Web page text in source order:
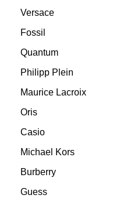
Versace
Fossil
Quantum
Philipp Plein
Maurice Lacroix
Oris
Casio
Michael Kors
Burberry
Guess